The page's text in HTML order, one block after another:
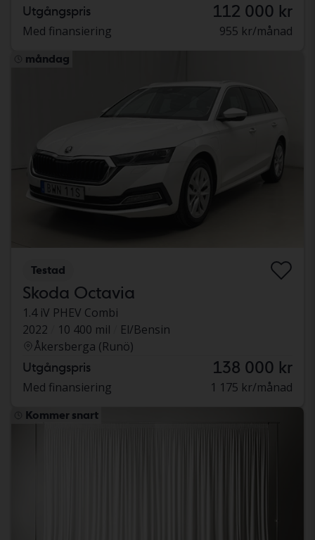
Utgångspris 112 000 kr
Med finansiering 955 kr/månad
måndag
Testad
Skoda Octavia
1.4 iV PHEV Combi
2022
10 400 mil
El/Bensin
Åkersberga (Runö)
Utgångspris 138 000 kr
Med finansiering 1 175 kr/månad
Kommer snart